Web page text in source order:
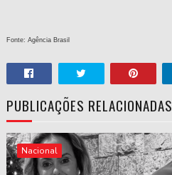
Fonte: Agência Brasil
PUBLICAÇÕES RELACIONADAS
Nacional